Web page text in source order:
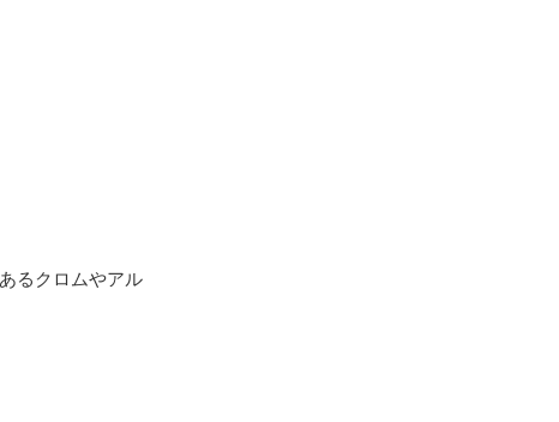
るクロムやアル